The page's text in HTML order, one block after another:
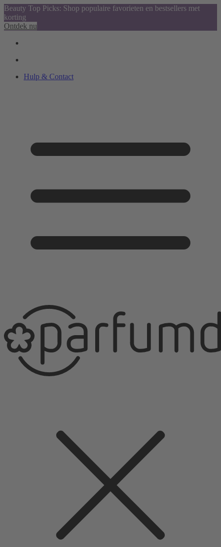
Beauty Top Picks: Shop populaire favorieten en bestsellers met
korting
Ontdek nu
Hulp & Contact